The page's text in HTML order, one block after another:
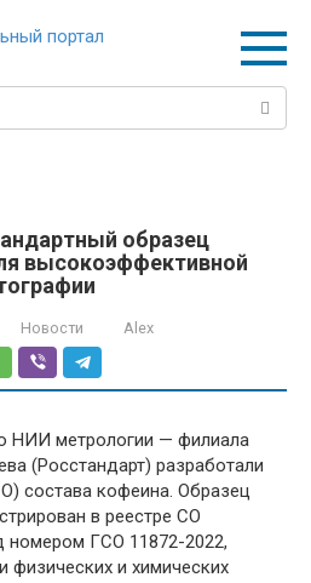
образец
высокоэффективной
Новости Alex
НИИ метрологии — филиала
(Росстандарт) разработали
состава кофеина. Образец
в реестре СО
номером ГСО 11872-2022,
и химических